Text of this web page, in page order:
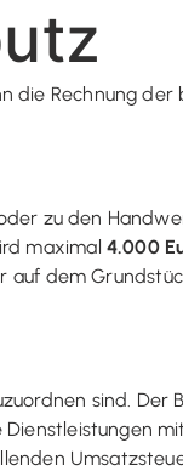
die Rechnung
zu den
maximal 4.000
auf dem
sind. Der